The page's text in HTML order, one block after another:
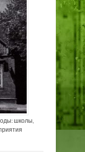
школы,